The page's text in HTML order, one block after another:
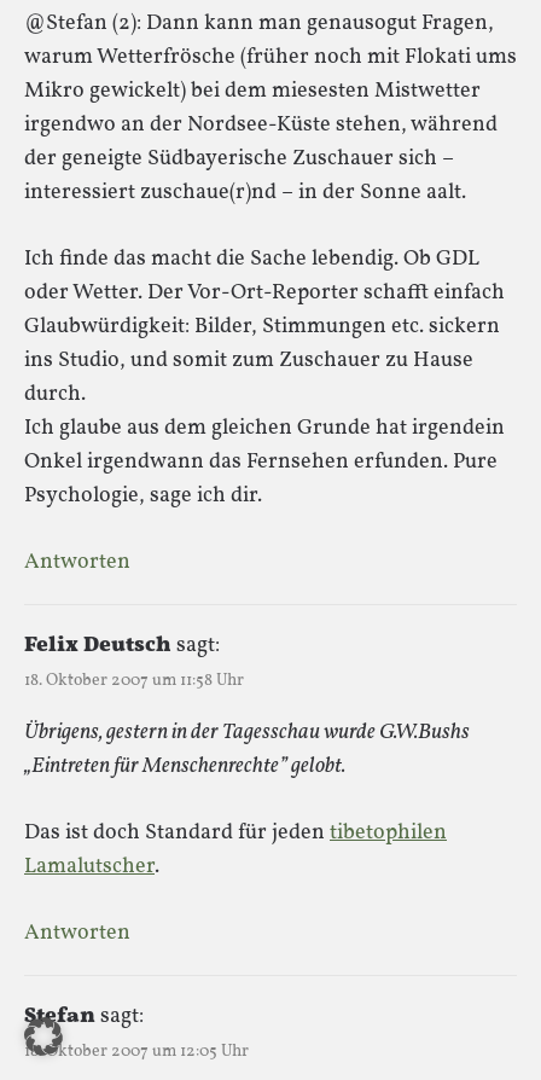
@Stefan (2): Dann kann man genausogut Fragen,
warum Wetterfrösche (früher noch mit Flokati ums
Mikro gewickelt) bei dem miesesten Mistwetter
irgendwo an der Nordsee-Küste stehen, während
der geneigte Südbayerische Zuschauer sich –
interessiert zuschaue(r)nd – in der Sonne aalt.
Ich finde das macht die Sache lebendig. Ob GDL
oder Wetter. Der Vor-Ort-Reporter schafft einfach
Glaubwürdigkeit: Bilder, Stimmungen etc. sickern
ins Studio, und somit zum Zuschauer zu Hause
durch.
Ich glaube aus dem gleichen Grunde hat irgendein
Onkel irgendwann das Fernsehen erfunden. Pure
Psychologie, sage ich dir.
Antworten
Felix Deutsch sagt:
18. Oktober 2007 um 11:58 Uhr
Übrigens, gestern in der Tagesschau wurde G.W.Bushs
„Eintreten für Menschenrechte” gelobt.
Das ist doch Standard für jeden tibetophilen
Lamalutscher.
Antworten
Stefansagt:
18. Oktober 2007 um 12:05 Uhr